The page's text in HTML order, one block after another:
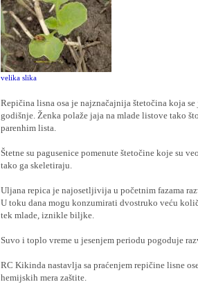
velika slika
Repičina lisna osa je najznačajnija štetočina koja
godišnje. Ženka polaže jaja na mlade listove tako
parenhim lista.
Štetne su pagusenice pomenute štetočine koje su
tako ga skeletiraju.
Uljana repica je najosetljivija u početnim fazama
U toku dana mogu konzumirati dvostruko veću
tek mlade, iznikle biljke.
Suvo i toplo vreme u jesenjem periodu pogoduje
RC Kikinda nastavlja sa praćenjem repičine lisne
hemijskih mera zaštite.